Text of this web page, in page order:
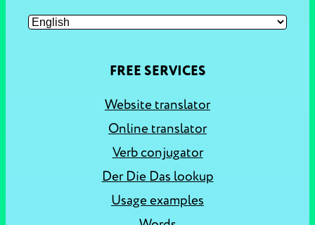
FREE SERVICES
Website translator
Online translator
Verb conjugator
Der Die Das lookup
Usage examples